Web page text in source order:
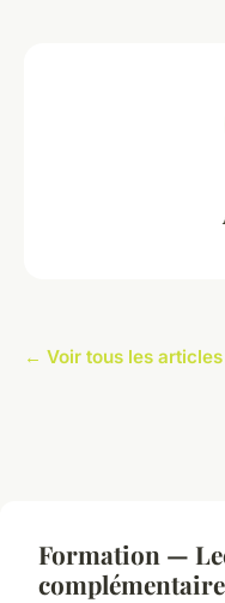
← Voir tous les
Formation —